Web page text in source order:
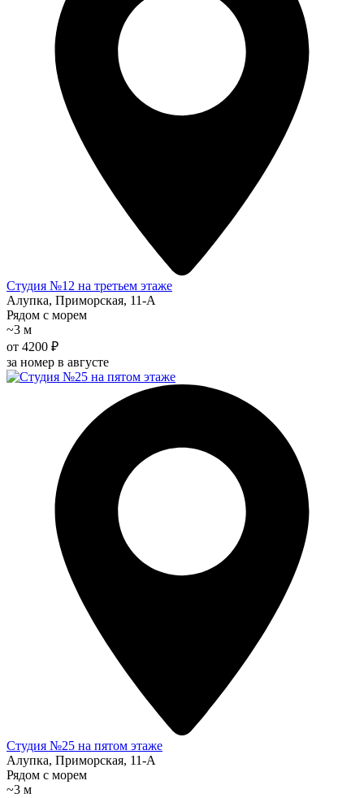
Студия №12 на третьем этаже
Алупка, Приморская, 11-А
Рядом с морем
~3 м
от 4200 ₽
за номер в августе
Студия №25 на пятом этаже
Алупка, Приморская, 11-А
Рядом с морем
~3 м